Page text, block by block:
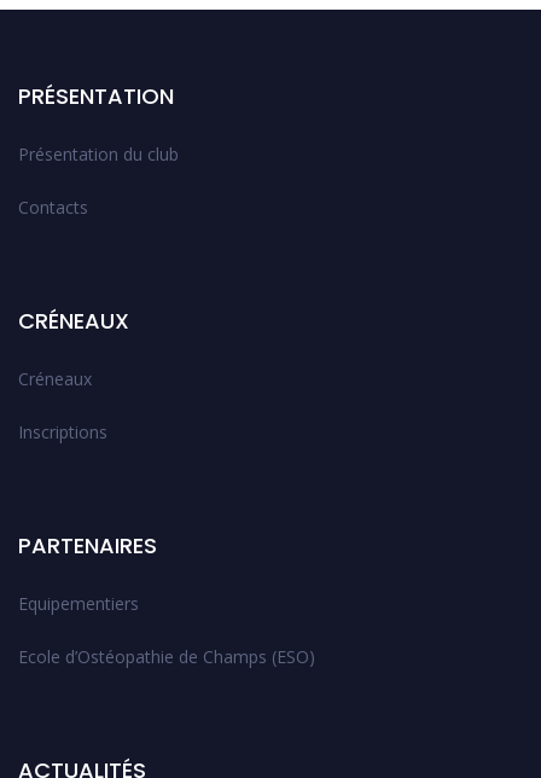
PRÉSENTATION
Présentation du club
Contacts
CRÉNEAUX
Créneaux
Inscriptions
PARTENAIRES
Equipementiers
Ecole d’Ostéopathie de Champs (ESO)
ACTUALITÉS